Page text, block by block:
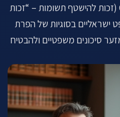
לפסיקות כמו Google Spain (זכות להישטף תשומות – “זכות
ישראליים בסוגיות של הפרת
סיכונים משפטיים ולהבטיח